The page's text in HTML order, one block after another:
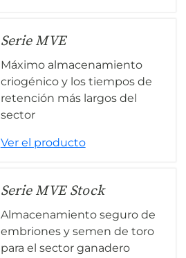
Serie MVE
Máximo almacenamiento
criogénico y los tiempos de
retención más largos del
sector
Ver el producto
Serie MVE Stock
Almacenamiento seguro de
embriones y semen de toro
para el sector ganadero